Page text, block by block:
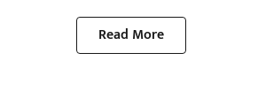
Read More